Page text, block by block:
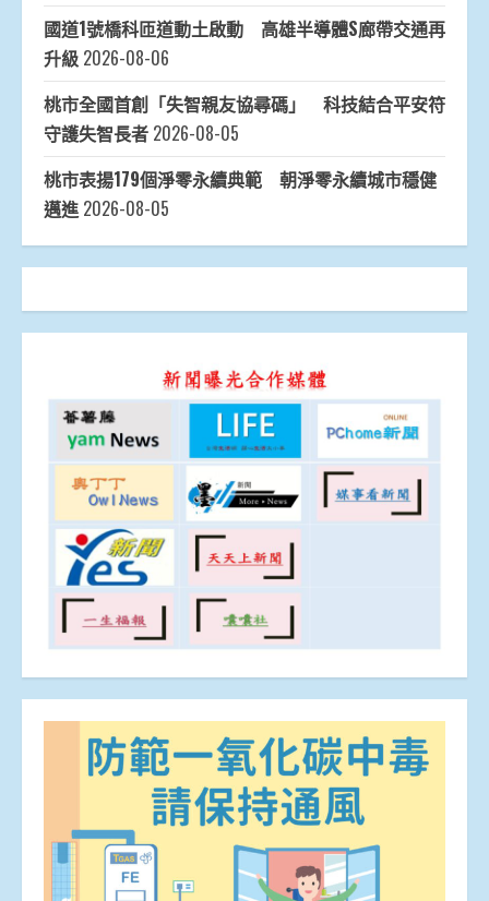
國道1號橋科匝道動土啟動 高雄半導體S廊帶交通再
升級 2026-08-06
桃市全國首創「失智親友協尋碼」 科技結合平安符
守護失智長者 2026-08-05
桃市表揚179個淨零永續典範 朝淨零永續城市穩健
邁進 2026-08-05